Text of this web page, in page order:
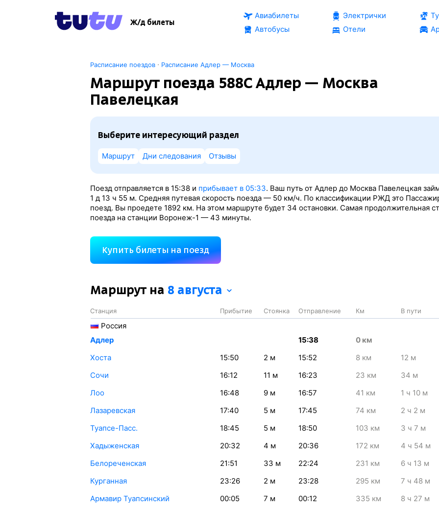
Ж/д билеты
Авиабилеты
Автобусы
Электрички
Отели
Расписание поездов· Расписание Адлер — Москва
Маршрут поезда 588С Адлер — Москва
Павелецкая
Выберите интересующий раздел
Маршрут Дни следования Отзывы
Поезд отправляется в 15:38 и прибывает в 05:33. Ваш путь от Адлер до Москва Павелецкая
1 д 13 ч 55 м. Средняя путевая скорость поезда — 50 км/ч. По классификации РЖД это
поезд. Вы проедете 1892 км. На этом маршруте будет 34 остановки. Самая продолжительная
поезда на станции Воронеж-1 — 43 минуты.
Купить билеты на поезд
Маршрут на 8 августа
Станция Прибытие Стоянка Отправление Км В пути
Россия
Адлер
15:38 0 км
Хоста
15:50 2 м 15:52 8 км 12 м
Сочи
16:12 11 м 16:23 23 км 34 м
Лоо
16:48 9 м 16:57 41 км 1 ч 10 м
Лазаревская
17:40 5 м 17:45 74 км 2 ч 2 м
Туапсе-Пасс.
18:45 5 м 18:50 103 км 3 ч 7 м
Хадыженская
20:32 4 м 20:36 172 км 4 ч 54 м
Белореченская
21:51 33 м 22:24 231 км 6 ч 13 м
Курганная
23:26 2 м 23:28 295 км 7 ч 48 м
Армавир Туапсинский
00:05 7 м 00:12 335 км 8 ч 27 м